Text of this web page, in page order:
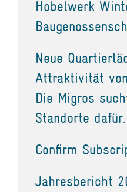
Hobelwerk
Neue
Attraktivität von
Die Migros
Standorte dafür.
Confirm
Jahresbericht